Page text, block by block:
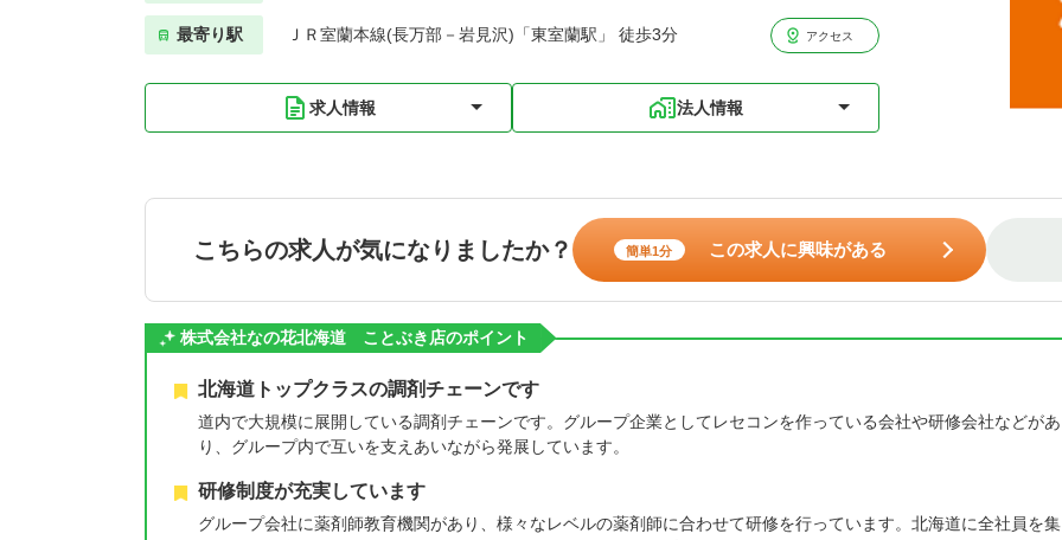
最寄り駅 ＪＲ室蘭本線(長万部－岩見沢)「東室蘭駅」 徒歩3分 アクセス
求人情報 法人情報
こちらの求人が気になりましたか？ 簡単1分 この求人に興味がある
株式会社なの花北海道 ことぶき店のポイント
北海道トップクラスの調剤チェーンです
道内で大規模に展開している調剤チェーンです。グループ企業としてレセコンを作っている会社や研修会社などがあ
り、グループ内で互いを支えあいながら発展しています。
研修制度が充実しています
グループ会社に薬剤師教育機関があり、様々なレベルの薬剤師に合わせて研修を行っています。北海道に全社員を集